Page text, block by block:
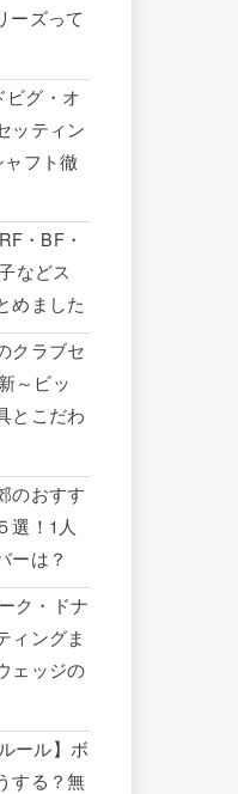
ーズって
ビグ・オ
ッティン
フト徹
・BF・
などス
めました
クラブセ
～ビッ
とこだわ
のおすす
選！1人
ーは？
ク・ドナ
ィングま
ェッジの
ール】ボ
する？無